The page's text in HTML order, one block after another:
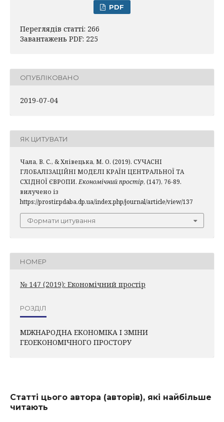
PDF
Переглядів статті: 266
Завантажень PDF: 225
ОПУБЛІКОВАНО
2019-07-04
ЯК ЦИТУВАТИ
Чала, В. С., & Хлівецька, М. О. (2019). СУЧАСНІ
ГЛОБАЛІЗАЦІЙНІ МОДЕЛІ КРАЇН ЦЕНТРАЛЬНОЇ ТА
СХІДНОЇ ЄВРОПИ. Економічний простір, (147), 76-89.
вилучено із
https://prostir.pdaba.dp.ua/index.php/journal/article/view/137
Формати цитування
НОМЕР
№ 147 (2019): Економічний простір
РОЗДІЛ
МІЖНАРОДНА ЕКОНОМІКА І ЗМІНИ
ГЕОЕКОНОМІЧНОГО ПРОСТОРУ
Статті цього автора (авторів), які найбільше
читають